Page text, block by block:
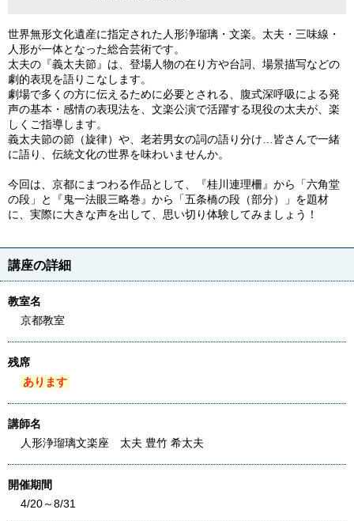
世界無形文化遺産に指定された人形浄瑠璃・文楽。太夫・三味線・
人形が一体となった総合芸術です。
太夫の『義太夫節』は、登場人物の在り方や台詞、場景描写などの
劇的表現を語りこなします。
劇場で多くの方に伝えるために必要とされる、腹式深呼吸による発
声の基本・感情の表現法を、文楽公演で活躍する現役の太夫が、楽
しくご指導します。
義太夫節の節（旋律）や、老若男女の詞の語り分け…皆さんで一緒
に語り、伝統文化の世界を味わいませんか。
今回は、京都にまつわる作品として、『桂川連理柵』から「六角堂
の段」と『鬼一法眼三略巻』から「五条橋の段（部分）」を題材
に、実際に大きな声を出して、思い切り体験してみましょう！
講座の詳細
教室名
京都教室
残席
あります
講師名
人形浄瑠璃文楽座 太夫 豊竹 希太夫
開催期間
4/20～8/31